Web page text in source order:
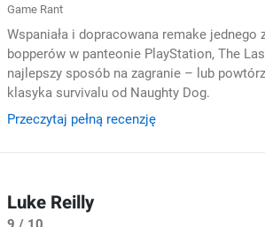
Game Rant
Wspaniała i dopracowana remake jednego
bopperów w panteonie PlayStation, The
najlepszy sposób na zagranie – lub
klasyka survivalu od Naughty Dog.
Przeczytaj pełną recenzję
Luke Reilly